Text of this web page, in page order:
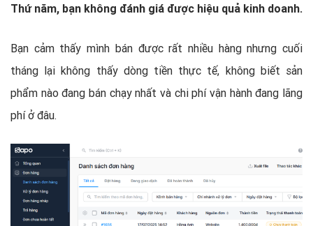
Thứ năm, bạn không đánh giá được hiệu quả kinh doanh.
Bạn cảm thấy mình bán được rất nhiều hàng nhưng cuối
tháng lại không thấy dòng tiền thực tế, không biết sản
phẩm nào đang bán chạy nhất và chi phí vận hành đang lãng
phí ở đâu.